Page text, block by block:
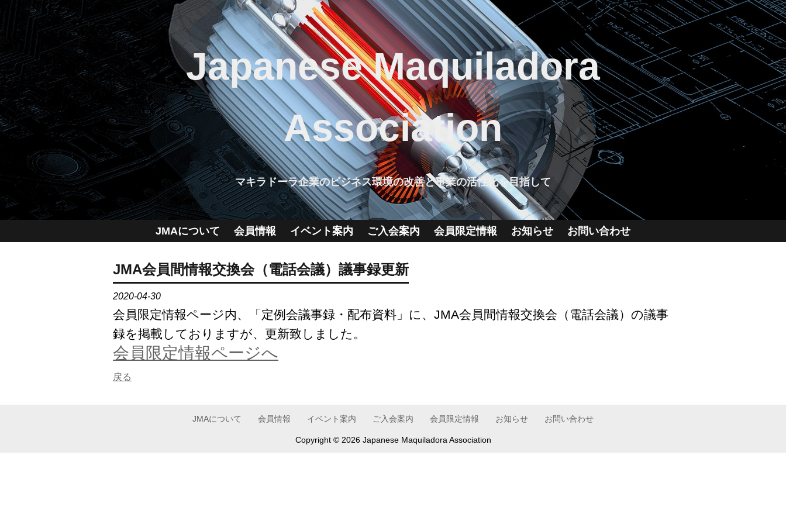
Japanese Maquiladora
Association
マキラドーラ企業のビジネス環境の改善と事業の活性化を目指して
JMAについて 会員情報 イベント案内 ご入会案内 会員限定情報 お知らせ お問い合わせ
JMA会員間情報交換会（電話会議）議事録更新
2020-04-30
会員限定情報ページ内、「定例会議事録・配布資料」に、JMA会員間情報交換会（電話会議）の議事
録を掲載しておりますが、更新致しました。
会員限定情報ページへ
戻る
JMAについて 会員情報 イベント案内 ご入会案内 会員限定情報 お知らせ お問い合わせ
Copyright © 2026 Japanese Maquiladora Association